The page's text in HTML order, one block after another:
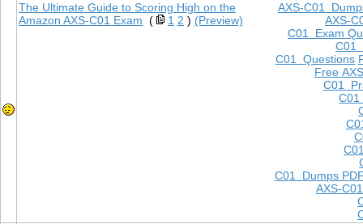
AXS-C01
AXS-
C01 Exam
C01
C01 Questions
Free
C01
C01
C01 Dumps
AXS-
The Ultimate Guide to Scoring High on the
Amazon AXS-C01 Exam ( 1 2 ) (Preview)